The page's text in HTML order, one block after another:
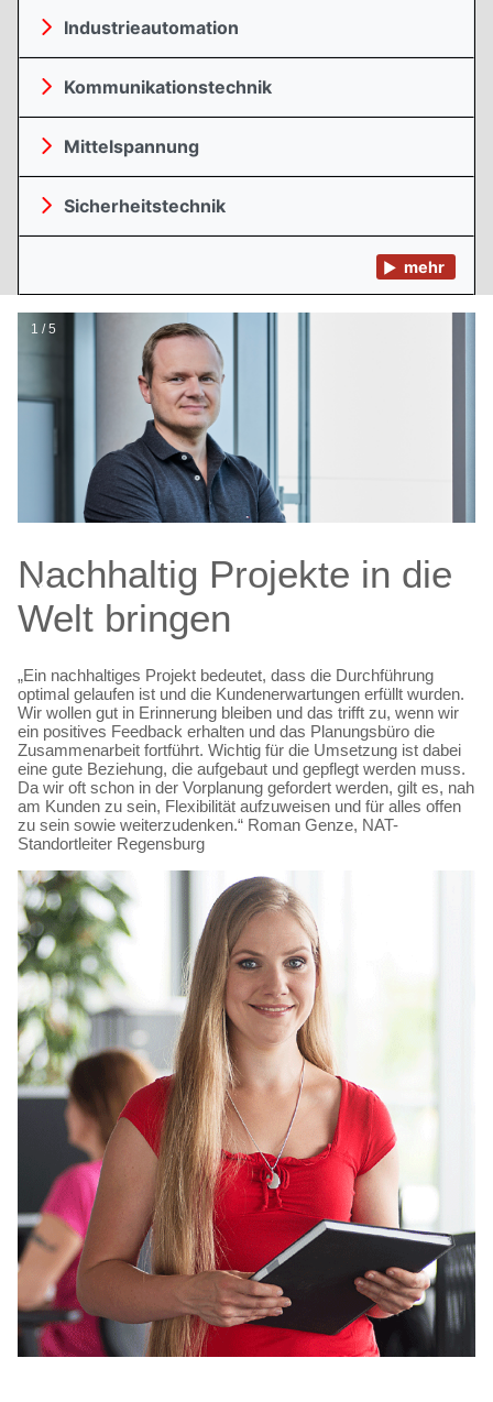
Industrieautomation
Kommunikationstechnik
Mittelspannung
Sicherheitstechnik
mehr
1 / 5
Nachhaltig Projekte in die
Welt bringen
„Ein nachhaltiges Projekt bedeutet, dass die Durchführung
optimal gelaufen ist und die Kundenerwartungen erfüllt wurden.
Wir wollen gut in Erinnerung bleiben und das trifft zu, wenn wir
ein positives Feedback erhalten und das Planungsbüro die
Zusammenarbeit fortführt. Wichtig für die Umsetzung ist dabei
eine gute Beziehung, die aufgebaut und gepflegt werden muss.
Da wir oft schon in der Vorplanung gefordert werden, gilt es, nah
am Kunden zu sein, Flexibilität aufzuweisen und für alles offen
zu sein sowie weiterzudenken.“ Roman Genze, NAT-
Standortleiter Regensburg